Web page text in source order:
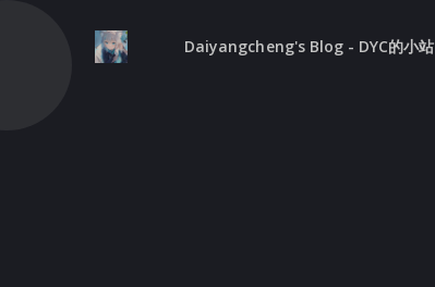
Daiyangcheng's Blog - DYC的小站